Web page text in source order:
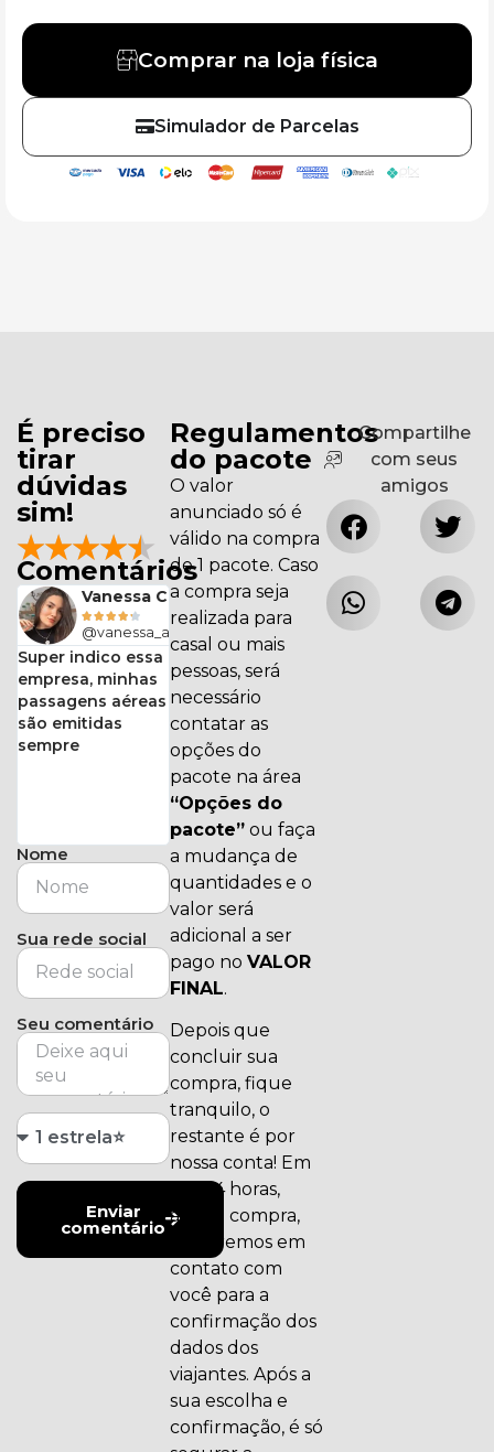
Comprar na loja física
Simulador de Parcelas
É preciso
tirar
dúvidas
sim!
★★★★★
Comentários
Vanessa Campos
    
@vanessa_acampos
Super indico essa
empresa, minhas
passagens aéreas
são emitidas
sempre
Nome
Sua rede social
Seu comentário
Enviar
comentário
Regulamentos
do pacote
O valor
anunciado só é
válido na compra
de 1 pacote. Caso
a compra seja
realizada para
casal ou mais
pessoas, será
necessário
contatar as
opções do
pacote na área
“Opções do
pacote” ou faça
a mudança de
quantidades e o
valor será
adicional a ser
pago noVALOR
FINAL.
Depois que
concluir sua
compra, fique
tranquilo, o
restante é por
nossa conta! Em
até 24 horas,
após a compra,
entraremos em
contato com
você para a
confirmação dos
dados dos
viajantes. Após a
sua escolha e
confirmação, é só
Compartilhe
com seus
amigos